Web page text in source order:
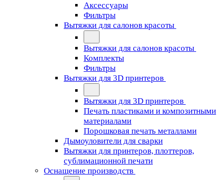
Аксессуары
Фильтры
Вытяжки для салонов красоты
Вытяжки для салонов красоты
Комплекты
Фильтры
Вытяжки для 3D принтеров
Вытяжки для 3D принтеров
Печать пластиками и композитными
материалами
Порошковая печать металлами
Дымоуловители для сварки
Вытяжки для принтеров, плоттеров,
сублимационной печати
Оснащение производств